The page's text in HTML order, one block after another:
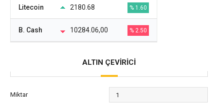
Litecoin 2180.68 % 1.60
B. Cash 10284.06,00 % 2.50
ALTIN ÇEVİRİCİ
Miktar